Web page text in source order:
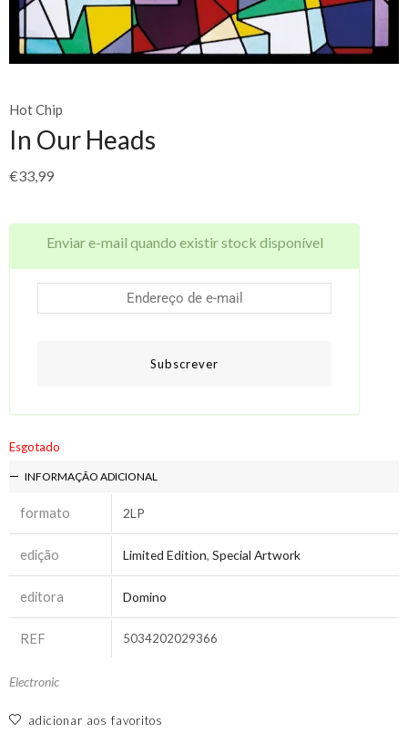
Hot Chip
In Our Heads
€33,99
Enviar e-mail quando existir stock disponível
Subscrever
Esgotado
INFORMAÇÃO ADICIONAL
formato 2LP
edição Limited Edition, Special Artwork
editora Domino
REF 5034202029366
Electronic
adicionar aos favoritos